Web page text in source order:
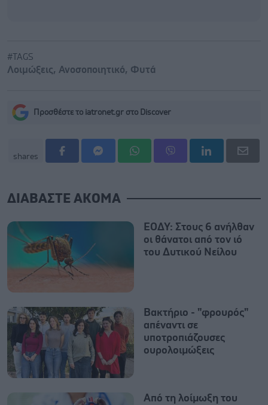
#TAGS
Λοιμώξεις, Ανοσοποιητικό, Φυτά
Προσθέστε το iatronet.gr στο Discover
shares
ΔΙΑΒΑΣΤΕ ΑΚΟΜΑ
ΕΟΔΥ: Στους 6 ανήλθαν
οι θάνατοι από τον ιό
του Δυτικού Νείλου
Βακτήριο - "φρουρός"
απέναντι σε
υποτροπιάζουσες
ουρολοιμώξεις
Από τη λοίμωξη του